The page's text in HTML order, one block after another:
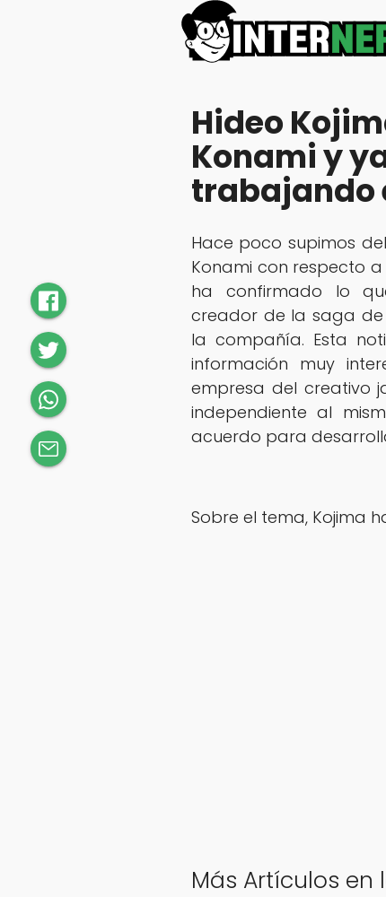
Hideo
Konami y
trabajando
Hace poco supimos
Konami con respecto
ha confirmado lo
creador de la saga de
la compañía. Esta
información muy
empresa del creativo
independiente al
acuerdo para
Sobre el tema, Kojima
Más Artículos